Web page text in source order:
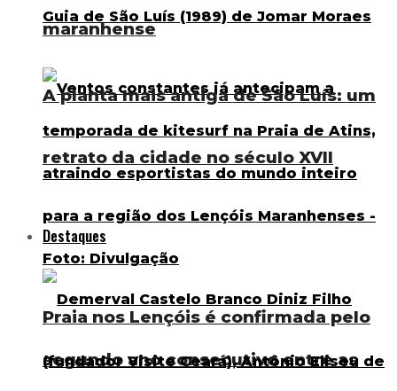
maranhense
Praia nos Lençóis é confirmada pelo
segundo ano consecutivo entre as
A planta mais antiga de São Luís: um
retrato da cidade no século XVII
Destaques